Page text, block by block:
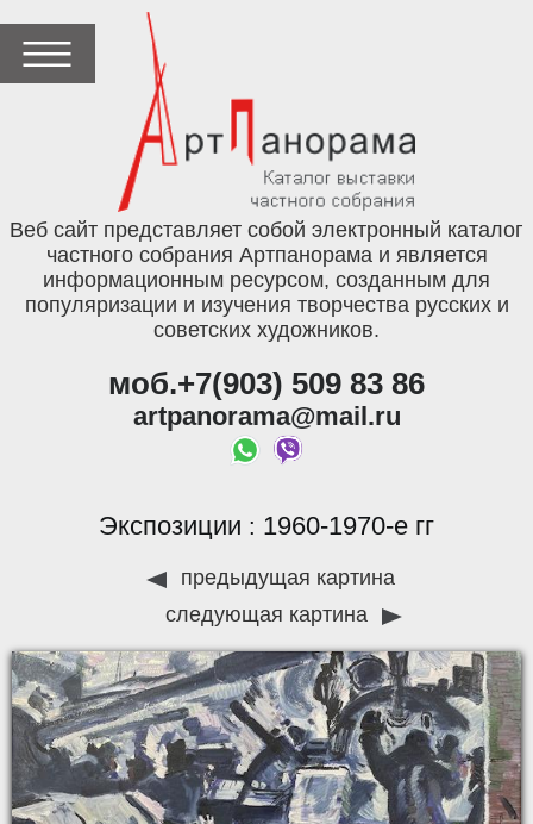
Веб сайт представляет собой электронный каталог
частного собрания Артпанорама и является
информационным ресурсом, созданным для
популяризации и изучения творчества русских и
советских художников.
моб.+7(903) 509 83 86
artpanorama@mail.ru
Экспозиции : 1960-1970-е гг
предыдущая картина
следующая картина